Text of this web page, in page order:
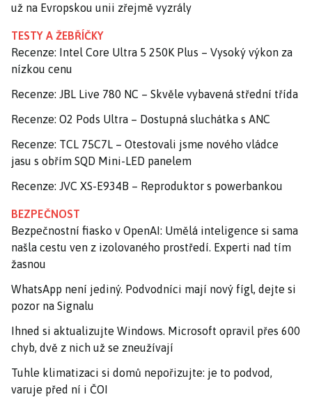
už na Evropskou unii zřejmě vyzrály
TESTY A ŽEBŘÍČKY
Recenze: Intel Core Ultra 5 250K Plus – Vysoký výkon za
nízkou cenu
Recenze: JBL Live 780 NC – Skvěle vybavená střední třída
Recenze: O2 Pods Ultra – Dostupná sluchátka s ANC
Recenze: TCL 75C7L – Otestovali jsme nového vládce
jasu s obřím SQD Mini-LED panelem
Recenze: JVC XS-E934B – Reproduktor s powerbankou
BEZPEČNOST
Bezpečnostní fiasko v OpenAI: Umělá inteligence si sama
našla cestu ven z izolovaného prostředí. Experti nad tím
žasnou
WhatsApp není jediný. Podvodníci mají nový fígl, dejte si
pozor na Signalu
Ihned si aktualizujte Windows. Microsoft opravil přes 600
chyb, dvě z nich už se zneužívají
Tuhle klimatizaci si domů nepořizujte: je to podvod,
varuje před ní i ČOI